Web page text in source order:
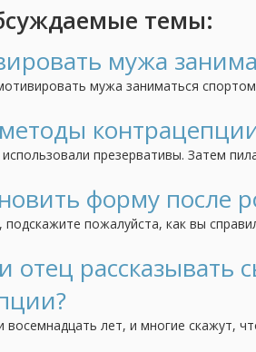
темы:
мужа
мужа заниматься
нахожу пару часов для спорт зала,
еще какие-то оправдания. Я
презервативы. Затем
Т-образную спираль. После того как
части", гинеколог рекомендует
форму после
пожалуйста, как вы
не смогу скинуть набранный
? На каких диетах сидели ? Буду
отец рассказывать
лет, и многие скажут,